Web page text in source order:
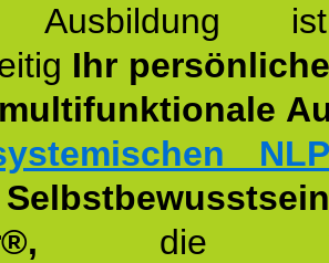
Ausbildung
Ihr
multifunktionale
die